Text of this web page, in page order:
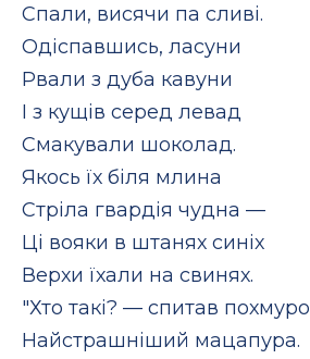
Спали, висячи па сливі.
Одіспавшись, ласуни
Рвали з дуба кавуни
І з кущів серед левад
Смакували шоколад.
Якось їх біля млина
Стріла гвардія чудна —
Ці вояки в штанях синіх
Верхи їхали на свинях.
"Хто такі? — спитав похмуро
Найстрашніший мацапура.